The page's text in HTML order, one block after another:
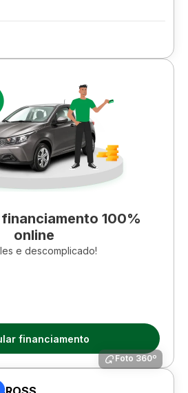
100%
online
e descomplicado!
financiamento
Foto 360º